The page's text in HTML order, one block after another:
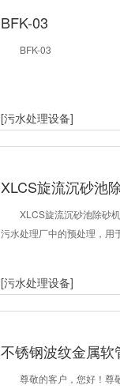
BFK-03
BFK-03
[污水处理设备]
XLCS旋流沉砂池
XLCS旋流沉砂池除砂
污水处理厂中的预处理，用
[污水处理设备]
不锈钢波纹金属软
尊敬的客户，您好！尊